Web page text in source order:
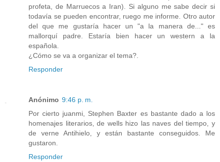
profeta, de Marruecos a Iran). Si alguno me sabe decir si
todavía se pueden encontrar, ruego me informe. Otro autor
del que me gustaría hacer un "a la manera de..." es
mallorquí padre. Estaría bien hacer un western a la
española.
¿Cómo se va a organizar el tema?.
Responder
Anónimo 9:46 p. m.
Por cierto juanmi, Stephen Baxter es bastante dado a los
homenajes literarios, de wells hizo las naves del tiempo, y
de verne Antihielo, y están bastante conseguidos. Me
gustaron.
Responder